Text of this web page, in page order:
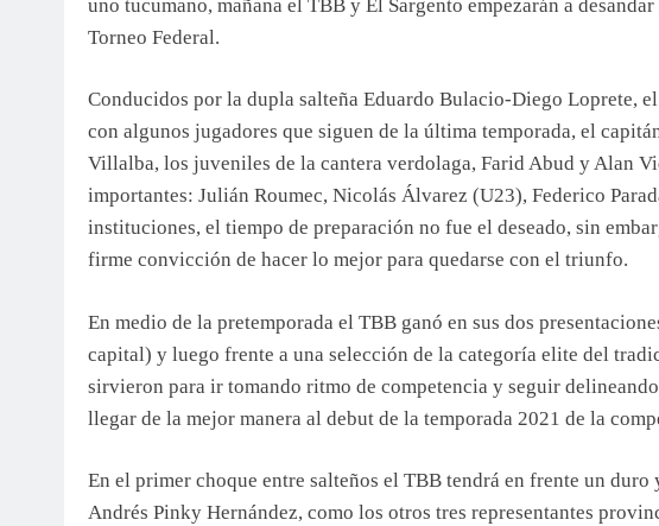
uno tucumano, mañana el TBB y El Sargento empezarán a
Torneo Federal.
Conducidos por la dupla salteña Eduardo Bulacio-Diego Loprete,
con algunos jugadores que siguen de la última temporada, el
Villalba, los juveniles de la cantera verdolaga, Farid Abud y Alan
importantes: Julián Roumec, Nicolás Álvarez (U23), Federico
instituciones, el tiempo de preparación no fue el deseado, sin
firme convicción de hacer lo mejor para quedarse con el triunfo.
En medio de la pretemporada el TBB ganó en sus dos
capital) y luego frente a una selección de la categoría elite del
sirvieron para ir tomando ritmo de competencia y seguir
llegar de la mejor manera al debut de la temporada 2021 de la
En el primer choque entre salteños el TBB tendrá en frente un
Andrés Pinky Hernández, como los otros tres representantes